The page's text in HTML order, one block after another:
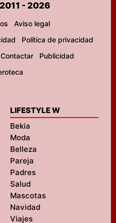
- 2026
Aviso legal
Política de privacidad
Contactar
Publicidad
LIFESTYLE W
Bekia
Moda
Belleza
Pareja
Padres
Salud
Mascotas
Navidad
Viajes